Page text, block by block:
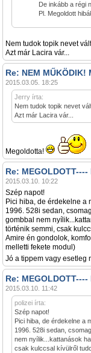
De inkább a régi
Pl. Megoldott
Nem tudok topik nevet
Azt már Lacira vár...
Re: NEM MŰKÖDIK!
2015.03.05. 18:25
Jerry írta:
Nem tudok topik nevet
Azt már Lacira vár...
Megoldotta!
Re:
2015.03.10. 10:22
Szép napot!
Pici hiba, de érdekelne a
1996. 528i sedan,
gombbal nem
történik semmi, csak
Amire én gondolok,
melletti fekete modul)
Jó a tippem vagy esetleg
Re:
2015.03.10. 11:42
polizei írta:
Szép napot!
Pici hiba, de érdekelne a
1996. 528i sedan,
nem nyílik...kattanások
csak kulccsal kívülről